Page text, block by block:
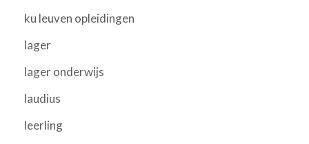
ku leuven opleidingen
lager
lager onderwijs
laudius
leerling